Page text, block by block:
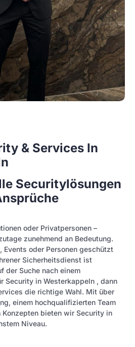
& Services In
Securitylösungen
oder Privatpersonen –
zunehmend an Bedeutung.
Events oder Personen geschützt
Sicherheitsdienst ist
der Suche nach einem
Security in Westerkappeln , dann
die richtige Wahl. Mit über
einem hochqualifizierten Team
bieten wir Security in
Niveau.